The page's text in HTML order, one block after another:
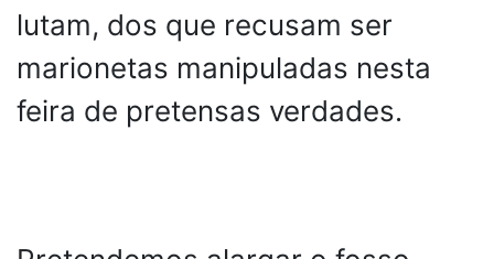
lutam, dos que recusam ser
marionetas manipuladas nesta
feira de pretensas verdades.